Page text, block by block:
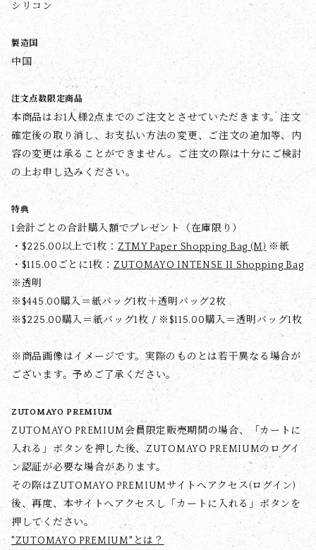
シリコン
製造国
中国
注文点数限定商品
本商品はお1人様2点までのご注文とさせていただきます。注文
確定後の取り消し、お支払い方法の変更、ご注文の追加等、内
容の変更は承ることができません。ご注文の際は十分にご検討
の上お申し込みください。
特典
1会計ごとの合計購入額でプレゼント（在庫限り）
・$‌225.00以上で1枚： ZTMY Paper Shopping Bag (M) ※紙
・$‌115.00ごとに1枚： ZUTOMAYO INTENSE II Shopping Bag
※透明
※$‌445.00購入＝紙バッグ1枚＋透明バッグ2枚
※$‌225.00購入＝紙バッグ1枚 / ※$‌115.00購入＝透明バッグ1枚
※商品画像はイメージです。実際のものとは若干異なる場合が
ございます。予めご了承ください。
ZUTOMAYO PREMIUM
ZUTOMAYO PREMIUM会員限定販売期間の場合、「カートに
入れる」ボタンを押した後、ZUTOMAYO PREMIUMのログイ
ン認証が必要な場合があります。
その際はZUTOMAYO PREMIUMサイトへアクセス(ログイン)
後、再度、本サイトへアクセスし「カートに入れる」ボタンを
押してください。
"ZUTOMAYO PREMIUM"とは？